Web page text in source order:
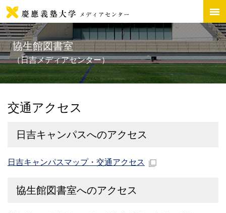
協生館図書室
（日吉メディアセンター）
交通アクセス
日吉キャンパスへのアクセス
日吉キャンパスマップ・交通アクセス
協生館図書室へのアクセス